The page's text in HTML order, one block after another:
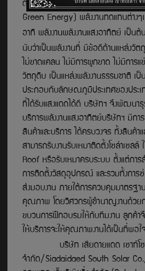
ด้วยสโลแกน
" เสียดายแดด" ส่งเสริม
Green Energy) พลังงานทดแทนต่างๆ
อาทิ พลังงานพลังงานแสงอาทิตย์ เป็นต้น
นับว่าเป็นพลังงานที่ มีข้อดีด้านแหล่งวัต
ไม่ขาดแคลน ไม่มีการผูกขาด ไม่มีการแ
วัตถุดิบ เป็นแหล่งพลังงานธรรมชาติ เป็
ประกอบกับลักษณภูมิประเทศของประเ
ที่ได้รับแสงแดดได้ดี บริษัทฯ จึงพัฒนาธุ
บริการพลังงานแสงอาทิตย์บริษัทฯ มีก
สินค้าและบริการ ได้ครบวงจร ทั้งสินค้าแ
สามารถรับงานรับเหมาติดตั้งโซล่าเซล
Roof หรือรับเหมาครบระบบ ตั้งแต่การ
การติดตั้งวัสดุอุปกรณ์ และรวมทั้งการซ่
ส่งมอบงาน ภายใต้การควบคุมมาตรฐา
คุณภาพ โดยวิศวกรผู้ชำนาญงานด้วย
ขบวนการฝึกอบรมให้กับทีมงาน ลูกค้าจึ
ให้บริการจะให้คุณภาพงานได้เป็นที่พอใ
บริษัท เสียดายแดด เซาท์โซ
จำกัด/Siadaidaed South Solar